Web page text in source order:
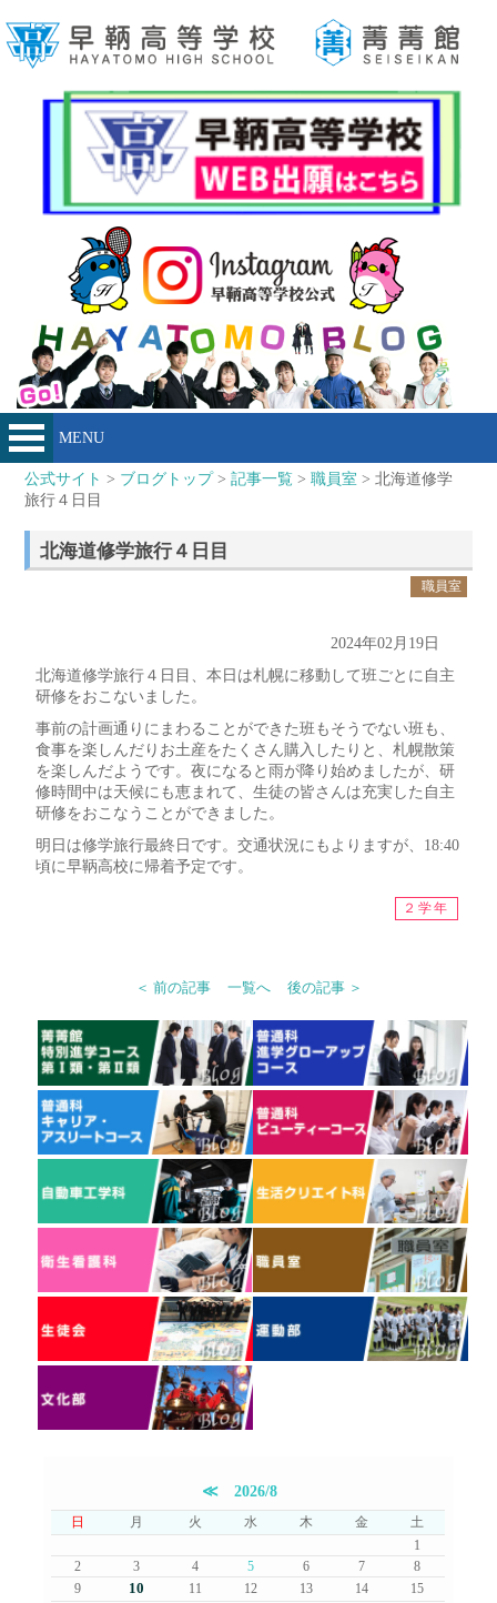
MENU
公式サイト > ブログトップ>記事一覧 >職員室 > 北海道修学
旅行４日目
北海道修学旅行４日目
職員室
2024年02月19日
北海道修学旅行４日目、本日は札幌に移動して班ごとに自主
研修をおこないました。
事前の計画通りにまわることができた班もそうでない班も、
食事を楽しんだりお土産をたくさん購入したりと、札幌散策
を楽しんだようです。夜になると雨が降り始めましたが、研
修時間中は天候にも恵まれて、生徒の皆さんは充実した自主
研修をおこなうことができました。
明日は修学旅行最終日です。交通状況にもよりますが、18:40
頃に早鞆高校に帰着予定です。
２学年
＜ 前の記事 一覧へ 後の記事 ＞
≪ 2026/8
日 月 火 水 木 金
土
1
2
3 4 5 6 7
8
9
10 11 12 13 14
15